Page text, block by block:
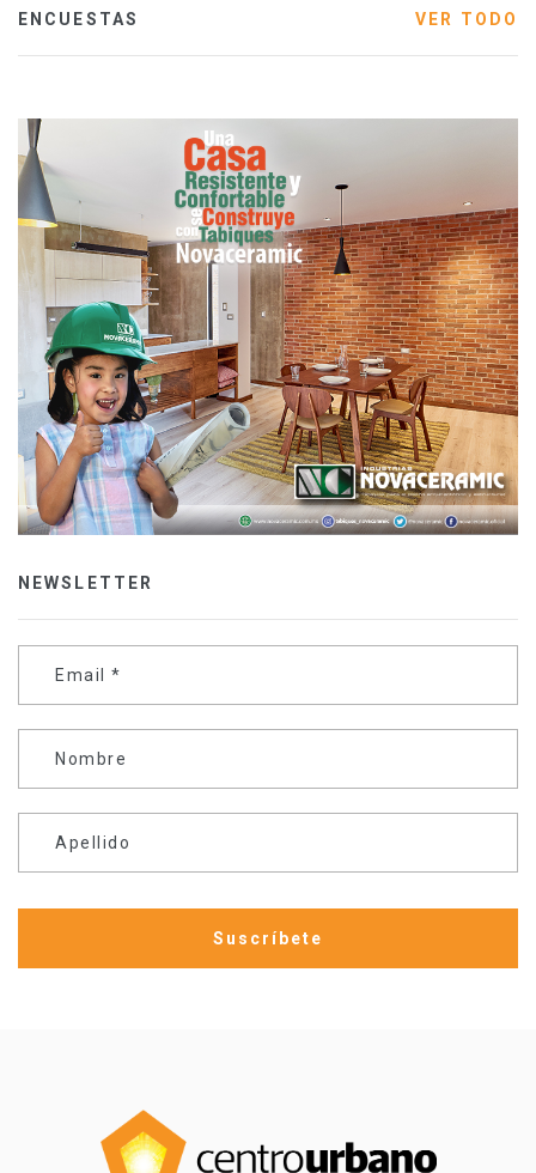
ENCUESTAS VER TODO
NEWSLETTER
Email *
Nombre
Apellido